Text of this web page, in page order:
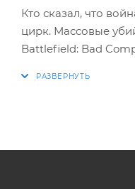
Кто сказал, что
цирк. Массовые
Battlefield: Bad